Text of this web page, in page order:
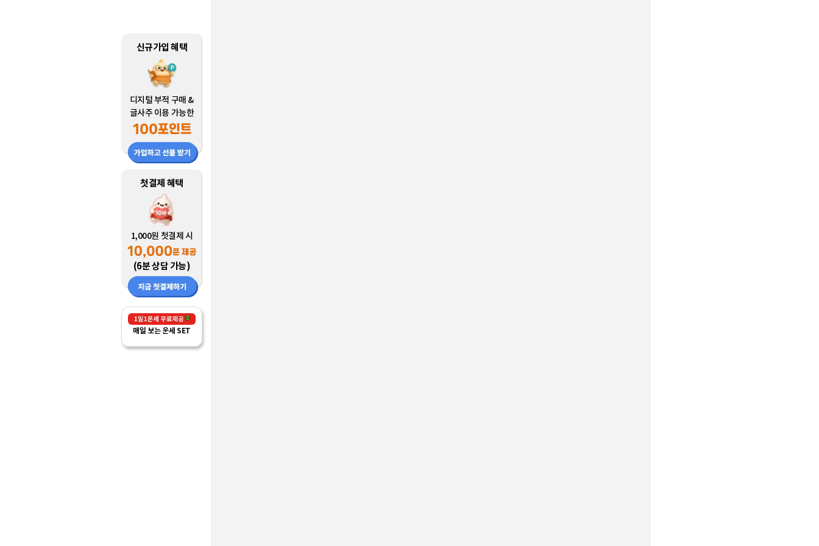
신규가입 혜택
디지털 부적 구매 &
글사주 이용 가능한
첫결제 혜택
1,000원 첫결제 시
(6분 상담 가능)
매일 보는 운세 SET